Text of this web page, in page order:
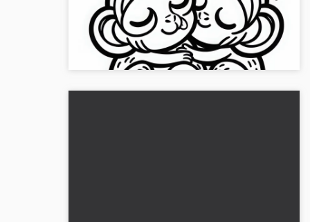
Njut av den söta målarbilden av två kramande
kortsvansapor. Skaffa bilden gratis och ladda
ner den nu!...